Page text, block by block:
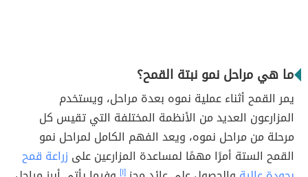
ما هي مراحل نمو نبتة القمح؟
يمر القمح أثناء عملية نموه بعدة مراحل، ويستخدم
المزارعون العديد من الأنظمة المختلفة التي تقيس كل
مرحلة من مراحل نموه، ويعد الفهم الكامل لمراحل نمو
القمح الستة أمرًا مهمًا لمساعدة المزارعين على زراعة قمح
[١]